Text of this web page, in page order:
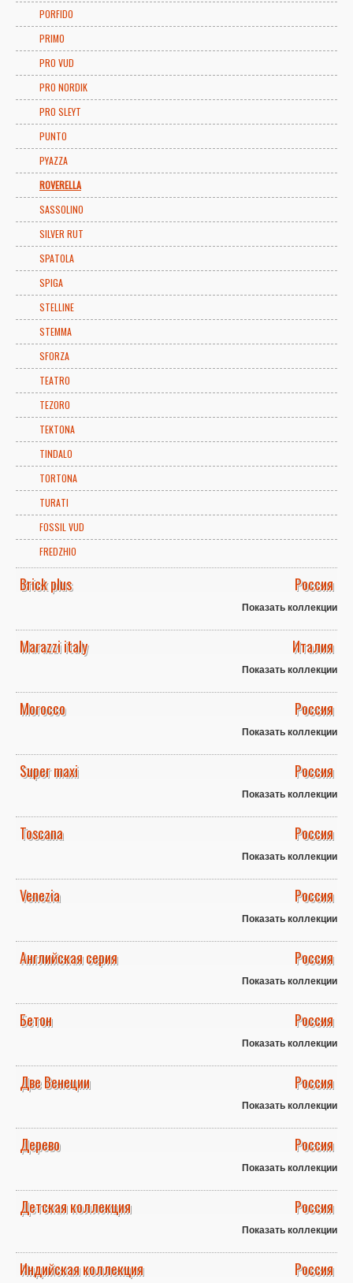
PORFIDO
PRIMO
PRO VUD
PRO NORDIK
PRO SLEYT
PUNTO
PYAZZA
ROVERELLA
SASSOLINO
SILVER RUT
SPATOLA
SPIGA
STELLINE
STEMMA
SFORZA
TEATRO
TEZORO
TEKTONA
TINDALO
TORTONA
TURATI
FOSSIL VUD
FREDZHIO
Brick plus Россия
Показать коллекции
Marazzi italy Италия
Показать коллекции
Morocco Россия
Показать коллекции
Super maxi Россия
Показать коллекции
Toscana Россия
Показать коллекции
Venezia Россия
Показать коллекции
Английская серия Россия
Показать коллекции
Бетон Россия
Показать коллекции
Две Венеции Россия
Показать коллекции
Дерево Россия
Показать коллекции
Детская коллекция Россия
Показать коллекции
Индийская коллекция Россия